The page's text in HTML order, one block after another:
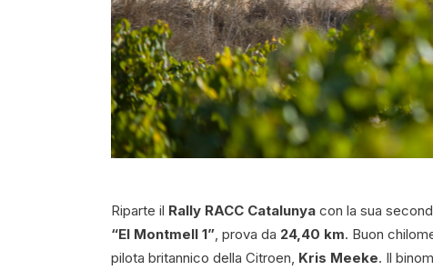
Riparte il Rally RACC Catalunya con la sua
“El Montmell 1” , prova da 24,40 km. Buon
pilota britannico della Citroen, Kris Meeke. Il